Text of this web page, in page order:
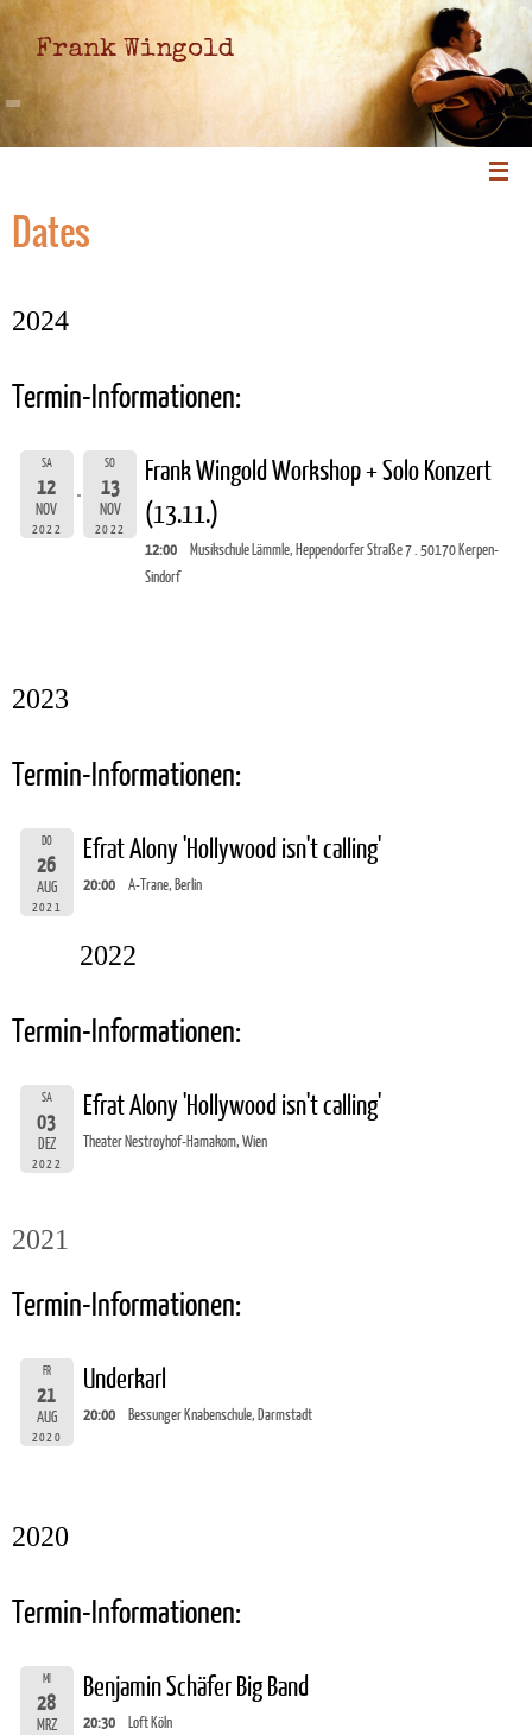
Frank Wingold
Dates
2024
Termin-Informationen:
SA
12
NOV
2022
SO
13
NOV
2022
Frank Wingold Workshop + Solo Konzert
(13.11.)
12:00
Musikschule Lämmle, Heppendorfer Straße 7 . 50170 Kerpen-
Sindorf
2023
Termin-Informationen:
DO
26
AUG
2021
Efrat Alony 'Hollywood isn't calling'
20:00 A-Trane, Berlin
2022
Termin-Informationen:
SA
03
DEZ
2022
Efrat Alony 'Hollywood isn't calling'
Theater Nestroyhof-Hamakom, Wien
2021
Termin-Informationen:
FR
21
AUG
2020
Underkarl
20:00 Bessunger Knabenschule, Darmstadt
2020
Termin-Informationen:
MI
28
MRZ
Benjamin Schäfer Big Band
20:30 Loft Köln